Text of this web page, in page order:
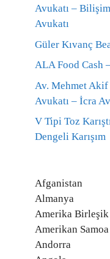
Avukatı –
Avukatı
Güler Kıvanç
ALA Food Cash
Av. Mehmet
Avukatı – İcra
V Tipi Toz
Dengeli Karışım
Afganistan
Almanya
Amerika
Amerikan Samoa
Andorra